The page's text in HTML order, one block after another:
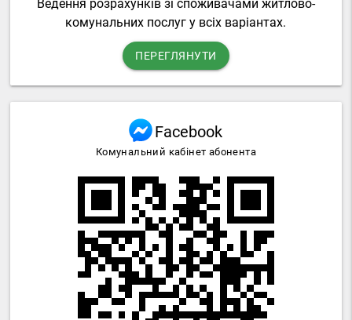
Ведення розрахунків зі споживачами житлово-
комунальних послуг у всіх варіантах.
ПЕРЕГЛЯНУТИ
Facebook
Комунальний кабінет абонента